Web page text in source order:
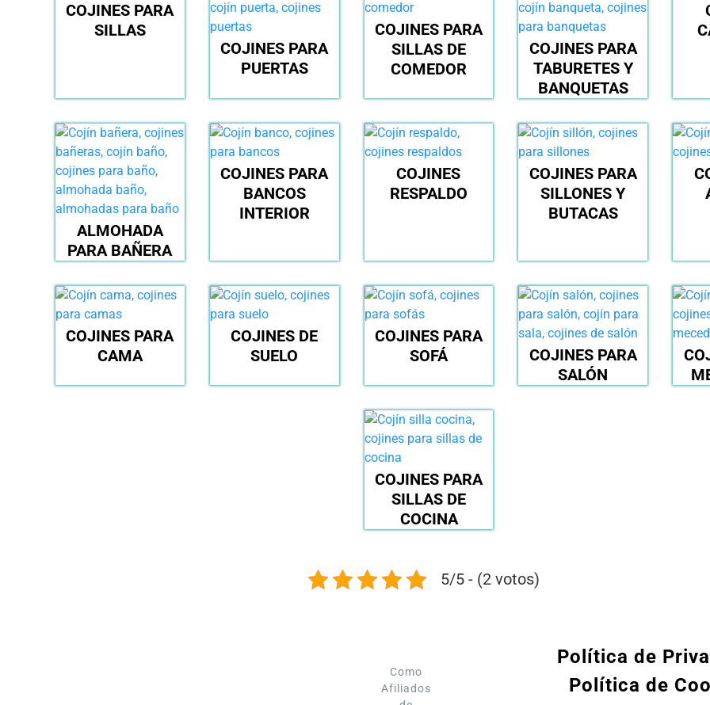
COJINES PARA
SILLAS
COJINES PARA
PUERTAS
COJINES PARA
SILLAS DE
COMEDOR
COJINES PARA
TABURETES Y
BANQUETAS
ALMOHADA
PARA BAÑERA
COJINES PARA
BANCOS
INTERIOR
COJINES
RESPALDO
COJINES PARA
SILLONES Y
BUTACAS
COJINES PARA
CAMA
COJINES DE
SUELO
COJINES PARA
SOFÁ
COJINES PARA
SALÓN
COJINES PARA
SILLAS DE
COCINA
5/5 - (2 votos)
Como
Afiliados
Política de
Política de